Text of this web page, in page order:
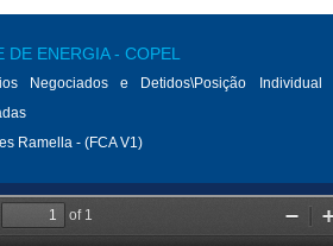
DE ENERGIA - COPEL
Negociados e Detidos\Posição
Ramella - (FCA V1)